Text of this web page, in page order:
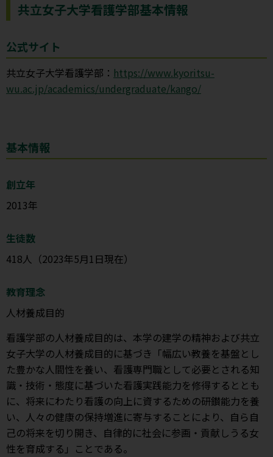
共立女子大学看護学部基本情報
公式サイト
共立女子大学看護学部： https://www.kyoritsu-
wu.ac.jp/academics/undergraduate/kango/
基本情報
創立年
2013年
生徒数
418人（2023年5月1日現在）
教育理念
人材養成目的
看護学部の人材養成目的は、本学の建学の精神および共立
女子大学の人材養成目的に基づき「幅広い教養を基盤とし
た豊かな人間性を養い、看護専門職として必要とされる知
識・技術・態度に基づいた看護実践能力を修得するととも
に、将来にわたり看護の向上に資するための研鑚能力を養
い、人々の健康の保持増進に寄与することにより、自ら自
己の将来を切り開き、自律的に社会に参画・貢献しうる女
性を育成する」ことである。